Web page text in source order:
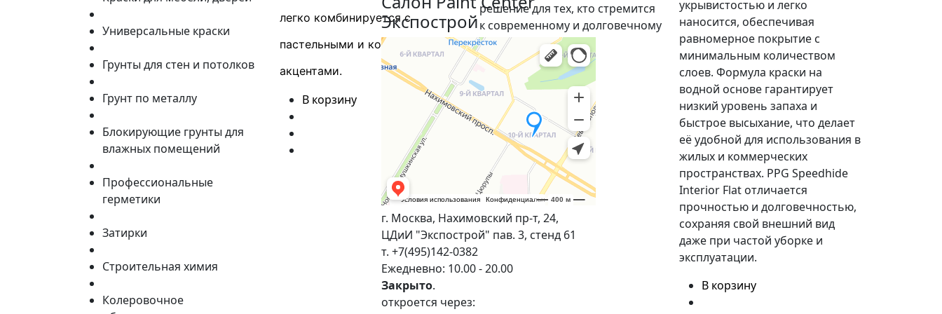
Экспострой
г. Москва, Нахимовский пр-т, 24,
ЦДиИ "Экспострой" пав. 3, стенд 61
т. +7(495)142-0382
Ежедневно: 10.00 - 20.00
Закрыто.
откроется через:
легко комбинируется с
пастельными и контрастными
акцентами.
В корзину
решение для тех, кто стремится
к современному и долговечному
дизайну.
В корзину
укрывистостью и легко
наносится, обеспечивая
равномерное покрытие с
минимальным количеством
слоев. Формула краски на
водной основе гарантирует
низкий уровень запаха и
быстрое высыхание, что делает
её удобной для использования в
жилых и коммерческих
пространствах. PPG Speedhide
Interior Flat отличается
прочностью и долговечностью,
сохраняя свой внешний вид
даже при частой уборке и
эксплуатации.
В корзину
Универсальные краски
Грунты для стен и потолков
Грунт по металлу
Блокирующие грунты для
влажных помещений
Профессиональные
герметики
Затирки
Строительная химия
Колеровочное